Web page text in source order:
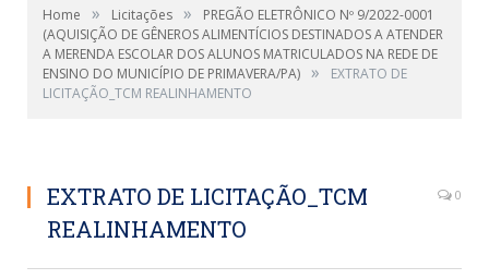
Home » Licitações »
PREGÃO ELETRÔNICO Nº 9/2022-0001
(AQUISIÇÃO DE GÊNEROS ALIMENTÍCIOS DESTINADOS A ATENDER
A MERENDA ESCOLAR DOS ALUNOS MATRICULADOS NA REDE DE
ENSINO DO MUNICÍPIO DE PRIMAVERA/PA) »
EXTRATO DE
LICITAÇÃO_TCM REALINHAMENTO
EXTRATO DE LICITAÇÃO_TCM
REALINHAMENTO
0